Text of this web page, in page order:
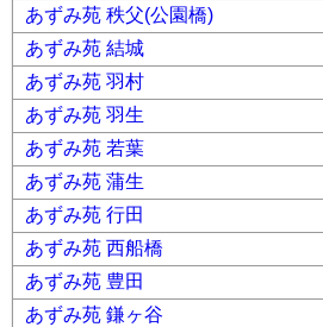
あずみ苑 秩父(公園橋)
あずみ苑 結城
あずみ苑 羽村
あずみ苑 羽生
あずみ苑 若葉
あずみ苑 蒲生
あずみ苑 行田
あずみ苑 西船橋
あずみ苑 豊田
あずみ苑 鎌ヶ谷